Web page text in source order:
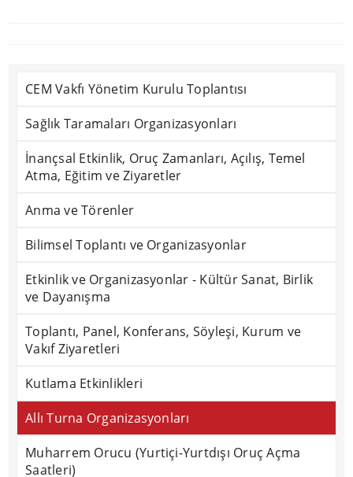
CEM Vakfı Yönetim Kurulu Toplantısı
Sağlık Taramaları Organizasyonları
İnançsal Etkinlik, Oruç Zamanları, Açılış, Temel
Atma, Eğitim ve Ziyaretler
Anma ve Törenler
Bilimsel Toplantı ve Organizasyonlar
Etkinlik ve Organizasyonlar - Kültür Sanat, Birlik
ve Dayanışma
Toplantı, Panel, Konferans, Söyleşi, Kurum ve
Vakıf Ziyaretleri
Kutlama Etkinlikleri
Allı Turna Organizasyonları
Muharrem Orucu (Yurtiçi-Yurtdışı Oruç Açma
Saatleri)